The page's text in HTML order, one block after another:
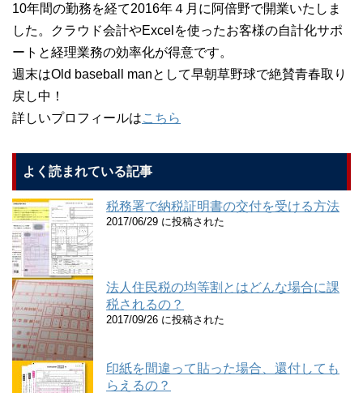
10年間の勤務を経て2016年４月に阿倍野で開業いたしま
した。クラウド会計やExcelを使ったお客様の自計化サポ
ートと経理業務の効率化が得意です。
週末はOld baseball manとして早朝草野球で絶賛青春取り
戻し中！
詳しいプロフィールはこちら
よく読まれている記事
税務署で納税証明書の交付を受ける方法
2017/06/29 に投稿された
法人住民税の均等割とはどんな場合に課
税されるの？
2017/09/26 に投稿された
印紙を間違って貼った場合、還付しても
らえるの？